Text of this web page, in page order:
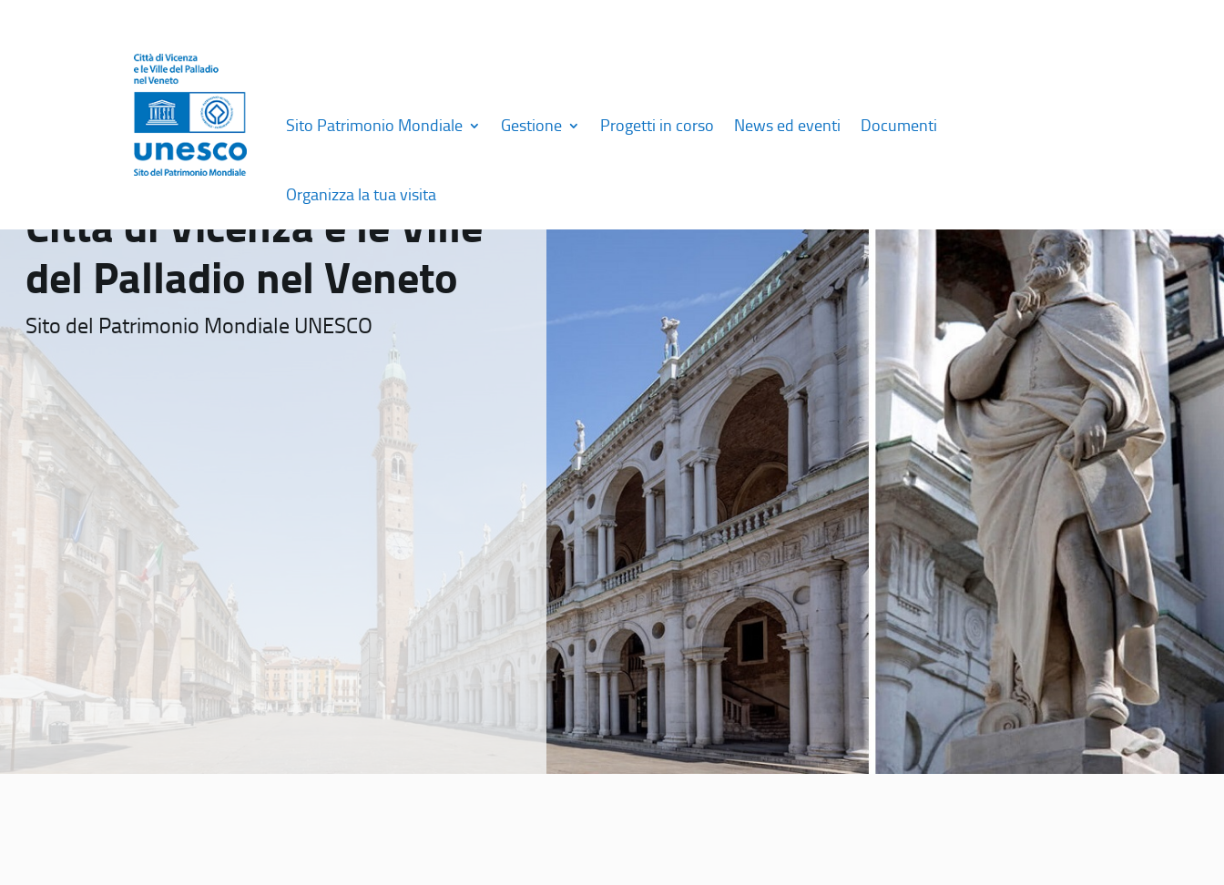
Sito Patrimonio Mondiale Gestione Progetti in corso News ed eventi Documenti
Organizza la tua visita
Città di Vicenza e le Ville
del Palladio nel Veneto
Sito del Patrimonio Mondiale UNESCO